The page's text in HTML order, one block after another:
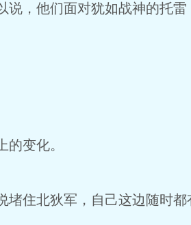
说，他们面对犹如战神的托
变化。
住北狄军，自己这边随时都